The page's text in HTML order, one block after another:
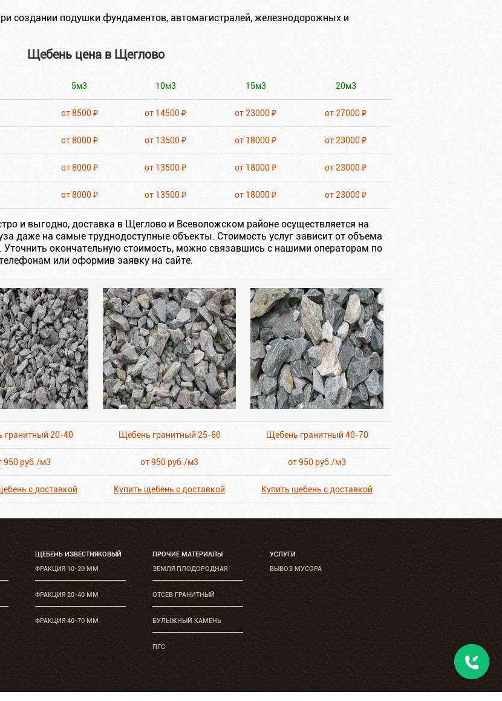
создании подушки фундаментов, автомагистралей, железнодорожных и
Щебень цена в Щеглово
5м3 10м3 15м3 20м3
от 8500 ₽ от 14500 ₽ от 23000 ₽ от 27000 ₽
от 8000 ₽ от 13500 ₽ от 18000 ₽ от 23000 ₽
от 8000 ₽ от 13500 ₽ от 18000 ₽ от 23000 ₽
от 8000 ₽ от 13500 ₽ от 18000 ₽ от 23000 ₽
и выгодно, доставка в Щеглово и Всеволожском районе осуществляется на
даже на самые труднодоступные объекты. Стоимость услуг зависит от объема
Уточнить окончательную стоимость, можно связавшись с нашими операторам по
или оформив заявку на сайте.
гранитный 20-40 Щебень гранитный 25-60 Щебень гранитный 40-70
950 руб./м3 от 950 руб./м3 от 950 руб./м3
с доставкой Купить щебень с доставкой Купить щебень с доставкой
ЩЕБЕНЬ ИЗВЕСТНЯКОВЫЙ
ФРАКЦИЯ 10-20 ММ
ФРАКЦИЯ 20-40 ММ
ФРАКЦИЯ 40-70 ММ
ПРОЧИЕ МАТЕРИАЛЫ
ЗЕМЛЯ ПЛОДОРОДНАЯ
ОТСЕВ ГРАНИТНЫЙ
БУЛЫЖНЫЙ КАМЕНЬ
ПГС
УСЛУГИ
ВЫВОЗ МУСОРА